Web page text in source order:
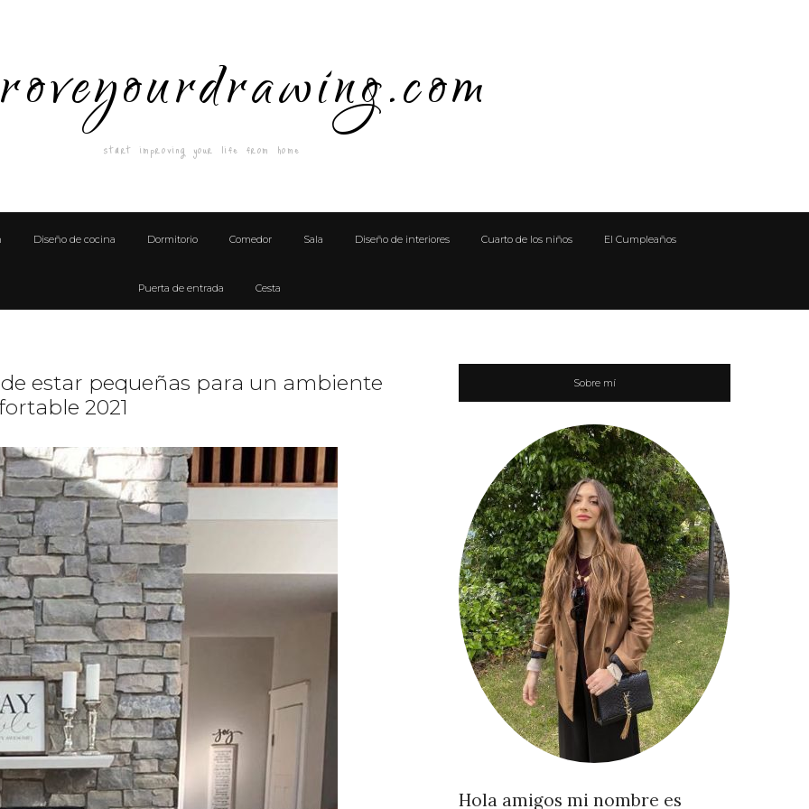
start improving your life from home
Diseño de cocina Dormitorio Comedor Sala Diseño de interiores Cuarto de los niños El Cumpleaños
Puerta de entrada Cesta
estar pequeñas para un ambiente
2021
Sobre mí
Hola amigos mi nombre es